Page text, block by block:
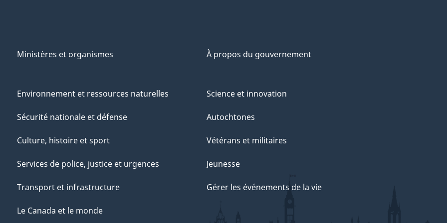
Ministères et organismes À propos du gouvernement
Environnement et ressources naturelles
Sécurité nationale et défense
Culture, histoire et sport
Services de police, justice et urgences
Transport et infrastructure
Le Canada et le monde
Science et innovation
Autochtones
Vétérans et militaires
Jeunesse
Gérer les événements de la vie